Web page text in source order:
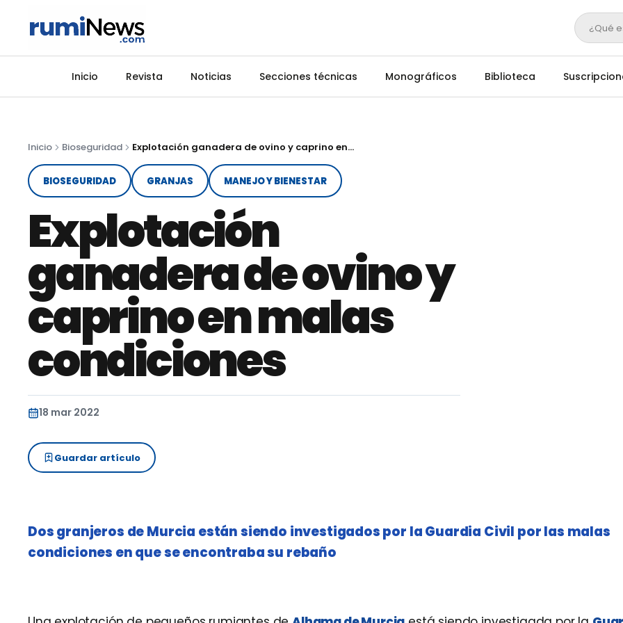
¿Qué
Inicio Revista Noticias Secciones técnicas Monográficos Biblioteca
Inicio Bioseguridad Explotación ganadera de ovino y caprino en malas condiciones
BIOSEGURIDAD GRANJAS MANEJO Y BIENESTAR
Explotación
ganadera de ovino y
caprino en malas
condiciones
18 mar 2022
Guardar artículo
Dos granjeros de Murcia están siendo investigados por la Guardia Civil por las malas
condiciones en que se encontraba su rebaño